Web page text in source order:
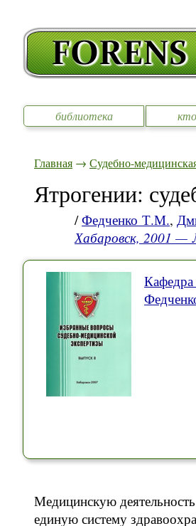
библиотека
Главная → Судебно-
Ятрогении:
/Федченко Т.М.,
Хабаровск, 2001 —
Медицинскую
единую систему